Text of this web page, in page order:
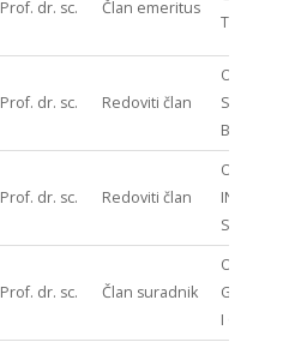
Prof. dr. sc. Član emeritus
Prof. dr. sc. Redoviti član
ODJEL
Prof. dr. sc. Redoviti član
ODJEL
Prof. dr. sc. Član suradnik
ODJEL
I